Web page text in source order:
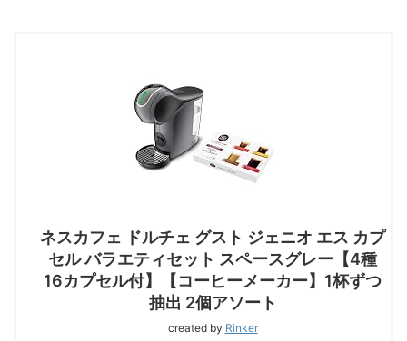
ネスカフェ ドルチェ グスト ジェニオ エス カプ
セル バラエティセット スペースグレー【4種
16カプセル付】【コーヒーメーカー】1杯ずつ
抽出 2個アソート
created by Rinker